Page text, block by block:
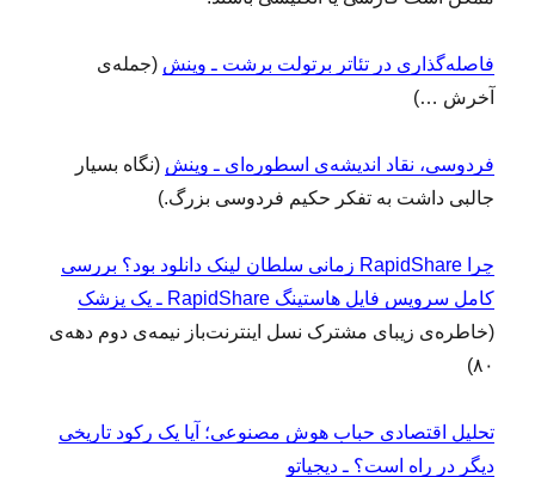
فاصله‌گذاری در تئاتر برتولت برشت ـ وینش (جمله‌ی
آخرش …)
فردوسی، نقاد اندیشه‌ی اسطوره‌ای ـ وینش (نگاه بسیار
جالبی داشت به تفکر حکیم فردوسی بزرگ.)
چرا RapidShare‌ زمانی سلطان لینک دانلود بود؟ بررسی
کامل سرویس فایل هاستینگ RapidShare ـ یک پزشک
(خاطره‌ی زیبای مشترک نسل اینترنت‌باز نیمه‌ی دوم دهه‌ی
۸۰)
تحلیل اقتصادی حباب هوش مصنوعی؛ آیا یک رکود تاریخی
دیگر در راه است؟ ـ دیجیاتو